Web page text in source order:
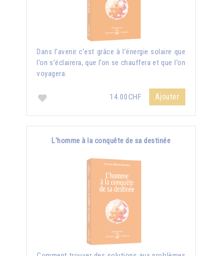
Dans l’avenir c’est grâce à l’énergie solaire que
l’on s’éclairera, que l’on se chauffera et que l’on
voyagera.
14.00CHF Ajouter
L'homme à la conquête de sa destinée